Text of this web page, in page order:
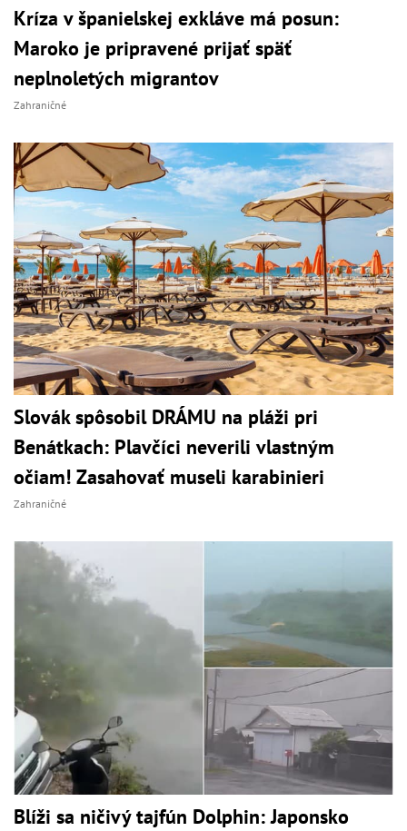
Kríza v španielskej exkláve má posun:
Maroko je pripravené prijať späť
neplnoletých migrantov
Zahraničné
Slovák spôsobil DRÁMU na pláži pri
Benátkach: Plavčíci neverili vlastným
očiam! Zasahovať museli karabinieri
Zahraničné
Blíži sa ničivý tajfún Dolphin: Japonsko